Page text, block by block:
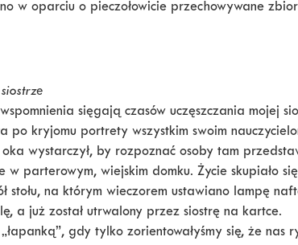
w oparciu o pieczołowicie przechowywane
sięgają czasów uczęszczania mojej
po kryjomu portrety wszystkim swoim
wystarczył, by rozpoznać osoby tam
w parterowym, wiejskim domku. Życie skupiało
stołu, na którym wieczorem ustawiano lampę
a już został utrwalony przez siostrę na kartce.
gdy tylko zorientowałyśmy się, że nas